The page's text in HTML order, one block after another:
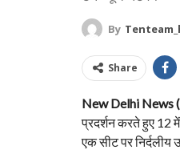
By
Share
New Delhi News
प्रदर्शन करते हुए 12
एक सीट पर निर्दलीय